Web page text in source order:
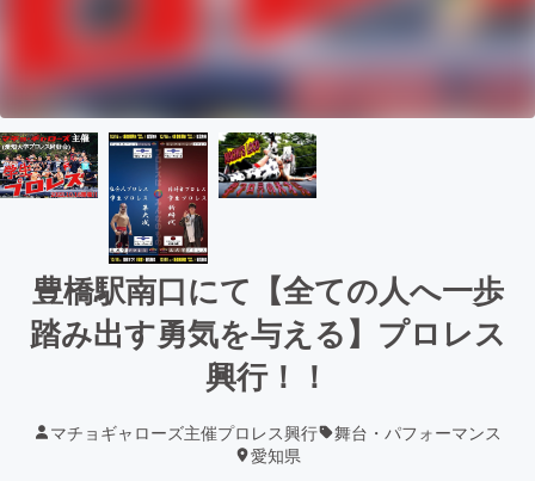
豊橋駅南口にて【全ての人へ一歩
踏み出す勇気を与える】プロレス
興行！！
マチョギャローズ主催プロレス興行
舞台・パフォーマンス
愛知県